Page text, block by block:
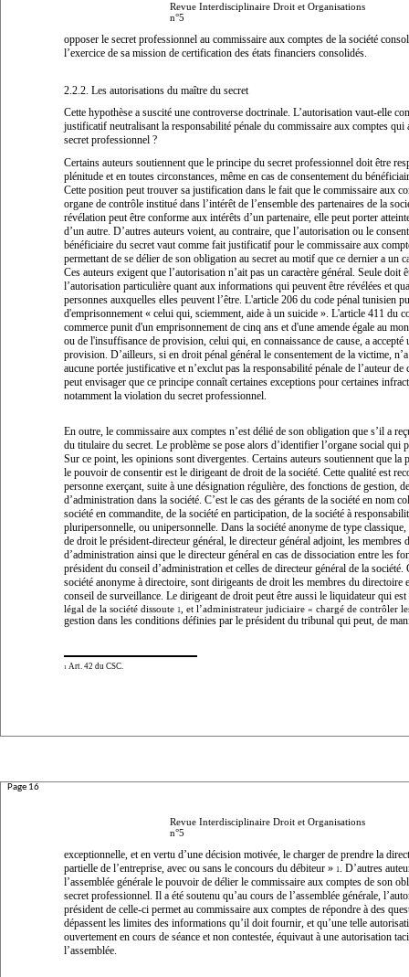
Revue Interdisciplinaire Droit et Organisations
n°5
opposer le secret professionnel au commissaire aux comptes de la société
l’exercice de sa mission de certification des états financiers consolidés.
2.2.2. Les autorisations du maître du secret
Cette hypothèse a suscité une controverse doctrinale. L’autorisation vaut-elle
justificatif neutralisant la responsabilité pénale du commissaire aux comptes qui
secret professionnel ?
Certains auteurs soutiennent que le principe du secret professionnel doit être
plénitude et en toutes circonstances, même en cas de consentement du
Cette position peut trouver sa justification dans le fait que le commissaire aux
organe de contrôle institué dans l’intérêt de l’ensemble des partenaires de la
révélation peut être conforme aux intérêts d’un partenaire, elle peut porter
d’un autre. D’autres auteurs voient, au contraire, que l’autorisation ou le
bénéficiaire du secret vaut comme fait justificatif pour le commissaire aux
permettant de se délier de son obligation au secret au motif que ce dernier a un
Ces auteurs exigent que l’autorisation n’ait pas un caractère général. Seule doit
l’autorisation particulière quant aux informations qui peuvent être révélées et
personnes auxquelles elles peuvent l’être. L'article 206 du code pénal tunisien
d'emprisonnement « celui qui, sciemment, aide à un suicide ». L'article 411 du
commerce punit d'un emprisonnement de cinq ans et d'une amende égale au
ou de l'insuffisance de provision, celui qui, en connaissance de cause, a accepté
provision. D’ailleurs, si en droit pénal général le consentement de la victime,
aucune portée justificative et n’exclut pas la responsabilité pénale de l’auteur de
peut envisager que ce principe connaît certaines exceptions pour certaines
notamment la violation du secret professionnel.
En outre, le commissaire aux comptes n’est délié de son obligation que s’il a
du titulaire du secret. Le problème se pose alors d’identifier l’organe social qui
Sur ce point, les opinions sont divergentes. Certains auteurs soutiennent que la
le pouvoir de consentir est le dirigeant de droit de la société. Cette qualité est
personne exerçant, suite à une désignation régulière, des fonctions de gestion,
d’administration dans la société. C’est le cas des gérants de la société en nom
société en commandite, de la société en participation, de la société à
pluripersonnelle, ou unipersonnelle. Dans la société anonyme de type
de droit le président-directeur général, le directeur général adjoint, les membres
d’administration ainsi que le directeur général en cas de dissociation entre les
président du conseil d’administration et celles de directeur général de la société.
société anonyme à directoire, sont dirigeants de droit les membres du directoire
conseil de surveillance. Le dirigeant de droit peut être aussi le liquidateur qui est
légal de la société dissoute 1 , et l’administrateur judiciaire « chargé de contrôler
gestion dans les conditions définies par le président du tribunal qui peut, de
1 Art. 42 du CSC.
Page 16
Revue Interdisciplinaire Droit et Organisations
n°5
exceptionnelle, et en vertu d’une décision motivée, le charger de prendre la
partielle de l’entreprise, avec ou sans le concours du débiteur » 1. D’autres
l’assemblée générale le pouvoir de délier le commissaire aux comptes de son
secret professionnel. Il a été soutenu qu’au cours de l’assemblée générale,
président de celle-ci permet au commissaire aux comptes de répondre à des
dépassent les limites des informations qu’il doit fournir, et qu’une telle
ouvertement en cours de séance et non contestée, équivaut à une autorisation
l’assemblée.